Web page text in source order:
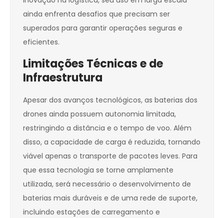
ainda enfrenta desafios que precisam ser
superados para garantir operações seguras e
eficientes.
Limitações Técnicas e de
Infraestrutura
Apesar dos avanços tecnológicos, as baterias dos
drones ainda possuem autonomia limitada,
restringindo a distância e o tempo de voo. Além
disso, a capacidade de carga é reduzida, tornando
viável apenas o transporte de pacotes leves. Para
que essa tecnologia se torne amplamente
utilizada, será necessário o desenvolvimento de
baterias mais duráveis e de uma rede de suporte,
incluindo estações de carregamento e